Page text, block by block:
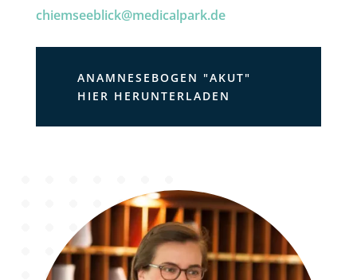
chiemseeblick@medicalpark.de
ANAMNESEBOGEN "AKUT"
HIER HERUNTERLADEN